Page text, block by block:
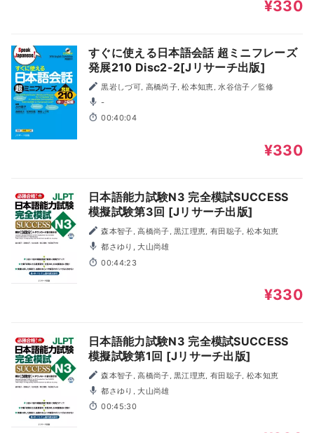
¥330
すぐに使える日本語会話 超ミニフレーズ
発展210 Disc2-2[Jリサーチ出版]
黒岩しづ可, 高橋尚子, 松本知恵, 水谷信子／監修
-
00:40:04
¥330
日本語能力試験N3 完全模試SUCCESS
模擬試験第3回 [Jリサーチ出版]
森本智子, 高橋尚子, 黒江理恵, 有田聡子, 松本知恵
都さゆり, 大山尚雄
00:44:23
¥330
日本語能力試験N3 完全模試SUCCESS
模擬試験第1回 [Jリサーチ出版]
森本智子, 高橋尚子, 黒江理恵, 有田聡子, 松本知恵
都さゆり, 大山尚雄
00:45:30